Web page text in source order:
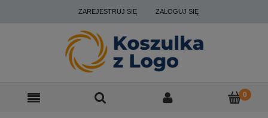
ZAREJESTRUJ SIĘ ZALOGUJ SIĘ